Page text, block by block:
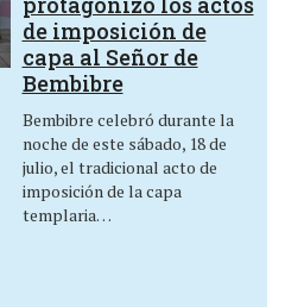
de imposición de
capa al Señor de
Bembibre
Bembibre celebró durante la
noche de este sábado, 18 de
julio, el tradicional acto de
imposición de la capa
templaria…